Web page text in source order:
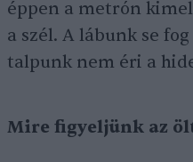
éppen a metrón
a szél. A lábunk se
talpunk nem éri a
Mire figyeljünk az